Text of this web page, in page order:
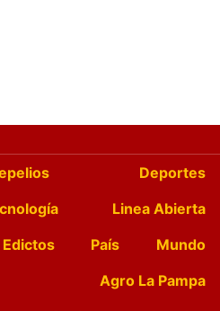
Deportes
Linea Abierta
Edictos País
Mundo
Agro La Pampa